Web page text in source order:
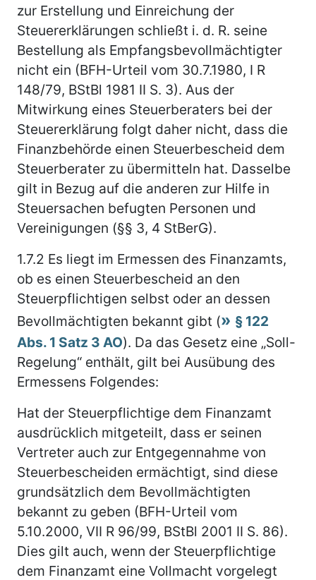
zur Erstellung und Einreichung der
Steuererklärungen schließt i. d. R. seine
Bestellung als Empfangsbevollmächtigter
nicht ein (BFH-Urteil vom 30.7.1980, I R
148/79, BStBl 1981 II S. 3). Aus der
Mitwirkung eines Steuerberaters bei der
Steuererklärung folgt daher nicht, dass die
Finanzbehörde einen Steuerbescheid dem
Steuerberater zu übermitteln hat. Dasselbe
gilt in Bezug auf die anderen zur Hilfe in
Steuersachen befugten Personen und
Vereinigungen (§§ 3, 4 StBerG).
1.7.2 Es liegt im Ermessen des Finanzamts,
ob es einen Steuerbescheid an den
Steuerpflichtigen selbst oder an dessen
Bevollmächtigten bekannt gibt (
§ 122
Abs. 1 Satz 3 AO). Da das Gesetz eine „Soll-
Regelung“ enthält, gilt bei Ausübung des
Ermessens Folgendes:
Hat der Steuerpflichtige dem Finanzamt
ausdrücklich mitgeteilt, dass er seinen
Vertreter auch zur Entgegennahme von
Steuerbescheiden ermächtigt, sind diese
grundsätzlich dem Bevollmächtigten
bekannt zu geben (BFH-Urteil vom
5.10.2000, VII R 96/99, BStBl 2001 II S. 86).
Dies gilt auch, wenn der Steuerpflichtige
dem Finanzamt eine Vollmacht vorgelegt